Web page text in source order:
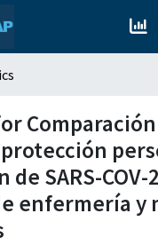
de SARS-
enfermería y